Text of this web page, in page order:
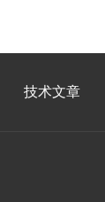
技术文章